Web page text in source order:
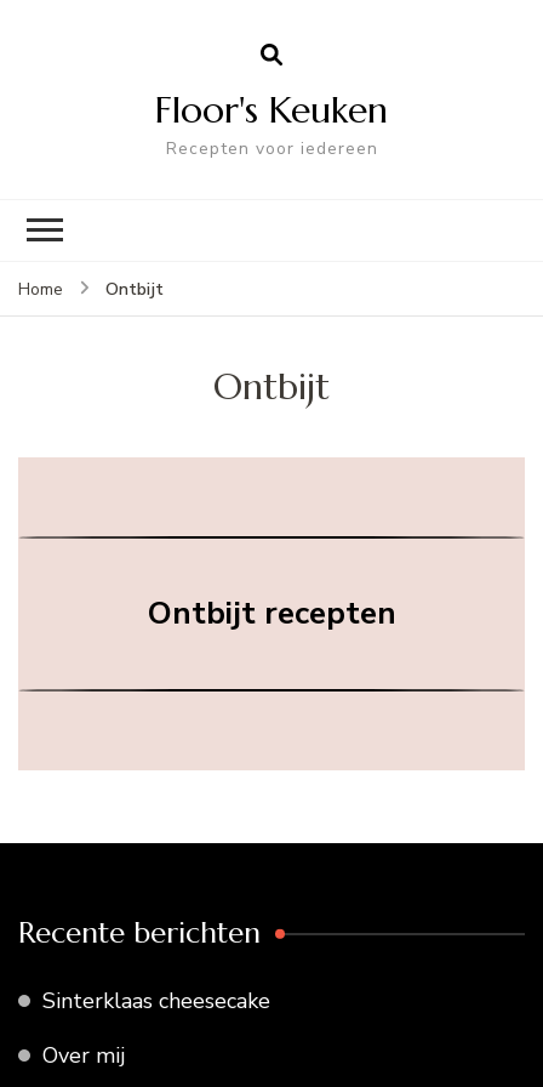
Floor's Keuken
Recepten voor iedereen
Home Ontbijt
Ontbijt
Ontbijt recepten
Recente berichten
Sinterklaas cheesecake
Over mij